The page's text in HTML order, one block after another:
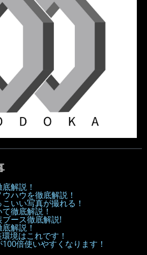
解説！
ハウを徹底解説！
いい写真が撮れる！
徹底解説！
ブース徹底解説!
解説！
境はこれです！
倍使いやすくなります！